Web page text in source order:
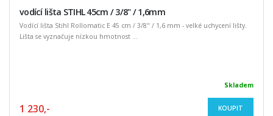
vodící lišta STIHL 45cm / 3/8" / 1,6mm
Vodící lišta Stihl Rollomatic E 45 cm / 3/8" / 1,6 mm - velké uchycení lišty.
Lišta se vyznačuje nízkou hmotnost ...
Skladem
1 230,- KOUPIT